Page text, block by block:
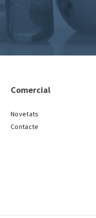
Comercial
Novetats
Contacte